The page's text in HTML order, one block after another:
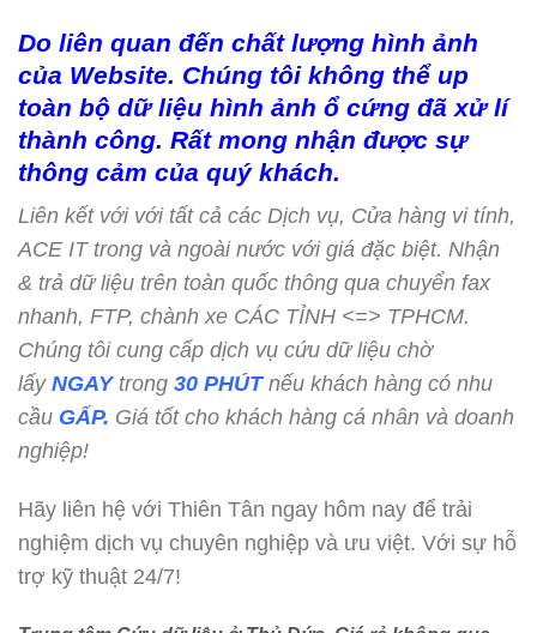
Do liên quan đến chất lượng hình ảnh
của Website. Chúng tôi không thể up
toàn bộ dữ liệu hình ảnh ổ cứng đã xử lí
thành công. Rất mong nhận được sự
thông cảm của quý khách.
Liên kết với với tất cả các Dịch vụ, Cửa hàng vi tính,
ACE IT trong và ngoài nước với giá đặc biệt. Nhận
& trả dữ liệu trên toàn quốc thông qua chuyển fax
nhanh, FTP, chành xe CÁC TỈNH <=> TPHCM.
Chúng tôi cung cấp dịch vụ cứu dữ liệu chờ
lấy NGAYtrong 30 PHÚTnếu khách hàng có nhu
cầu GẤP. Giá tốt cho khách hàng cá nhân và doanh
nghiệp!
Hãy liên hệ với Thiên Tân ngay hôm nay để trải
nghiệm dịch vụ chuyên nghiệp và ưu việt. Với sự hỗ
trợ kỹ thuật 24/7!